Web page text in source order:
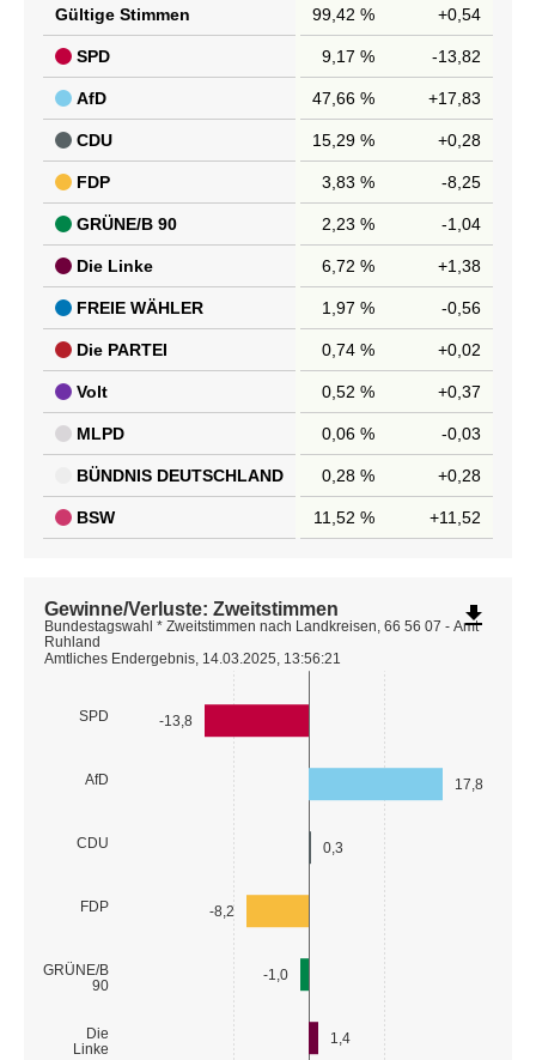
Gültige Stimmen 99,42 % +0,54
SPD 9,17 % -13,82
AfD 47,66 % +17,83
CDU 15,29 % +0,28
FDP 3,83 % -8,25
GRÜNE/B 90 2,23 % -1,04
Die Linke 6,72 % +1,38
FREIE WÄHLER 1,97 % -0,56
Die PARTEI 0,74 % +0,02
Volt 0,52 % +0,37
MLPD 0,06 % -0,03
BÜNDNIS DEUTSCHLAND 0,28 % +0,28
BSW 11,52 % +11,52
SPD
AfD
CDU
FDP
GRÜNE/B
90
Die
Linke
-13,8
17,8
0,3
-8,2
-1,0
1,4
Gewinne/Verluste: Zweitstimmen
Bundestagswahl * Zweitstimmen nach Landkreisen, 66 56 07 - Amt
Ruhland
Amtliches Endergebnis, 14.03.2025, 13:56:21
file_download